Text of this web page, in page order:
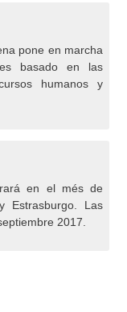
pone en marcha
basado en las
humanos y
en el més de
Estrasburgo. Las
2017.